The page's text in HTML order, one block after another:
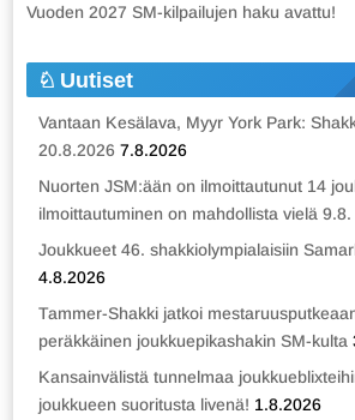
Vuoden 2027 SM-kilpailujen haku avattu!
Uutiset
Vantaan Kesälava, Myyr York Park:
20.8.2026 7.8.2026
Nuorten JSM:ään on ilmoittautunut 14
ilmoittautuminen on mahdollista vielä 9.8.
Joukkueet 46. shakkiolympialaisiin
4.8.2026
Tammer-Shakki jatkoi
peräkkäinen joukkuepikashakin SM-kulta
Kansainvälistä tunnelmaa
joukkueen suoritusta livenä! 1.8.2026